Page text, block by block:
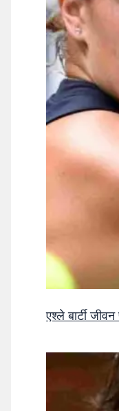
एश्ले बार्टी